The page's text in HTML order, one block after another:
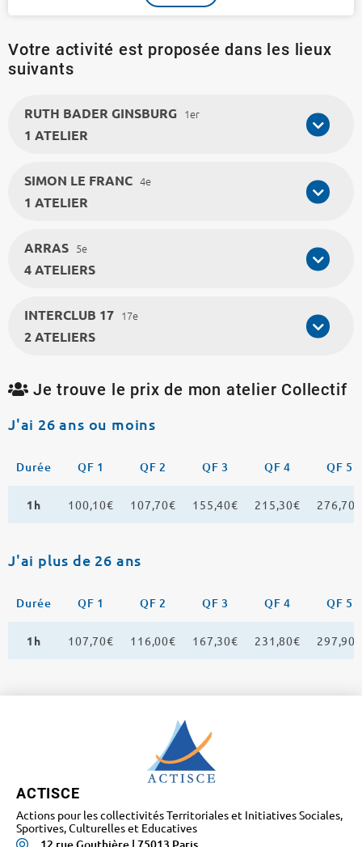
Votre activité est proposée dans les lieux
suivants
RUTH BADER GINSBURG 1er
1 ATELIER
SIMON LE FRANC 4e
1 ATELIER
ARRAS 5e
4 ATELIERS
INTERCLUB 17 17e
2 ATELIERS
Je trouve le prix de mon atelier Collectif
J'ai 26 ans ou moins
Durée QF 1 QF 2 QF 3 QF 4 QF 5
1h 100,10€ 107,70€ 155,40€ 215,30€ 276,70€
J'ai plus de 26 ans
Durée QF 1 QF 2 QF 3 QF 4 QF 5
1h 107,70€ 116,00€ 167,30€ 231,80€ 297,90€
ACTISCE
Actions pour les collectivités Territoriales et Initiatives Sociales,
Sportives, Culturelles et Educatives